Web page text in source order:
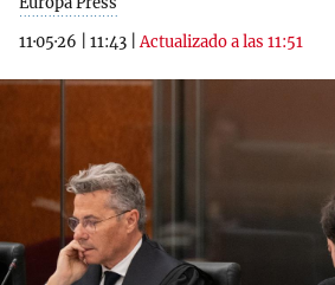
11·05·26
11:43 |Actualizado a las 11:51